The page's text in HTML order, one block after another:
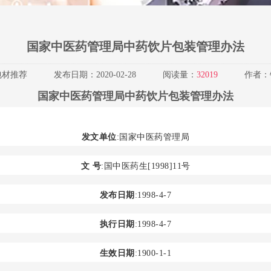
国家中医药管理局中药饮片包装管理办法
材推荐 发布日期： 2020-02-28 阅读量： 32019 作者：
国家中医药管理局中药饮片包装管理办法
发文单位:国家中医药管理局
文 号:国中医药生[1998]11号
发布日期 :1998-4-7
执行日期 :1998-4-7
生效日期 :1900-1-1